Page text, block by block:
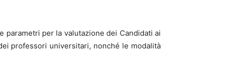
parametri per la valutazione dei Candidati ai
professori universitari, nonché le modalità